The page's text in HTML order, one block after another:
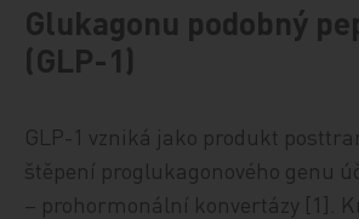
Glukagonu podobný
(GLP-1)
GLP-1 vzniká jako produkt
štěpení proglukagonového genu
– prohormonální konvertázy [1].